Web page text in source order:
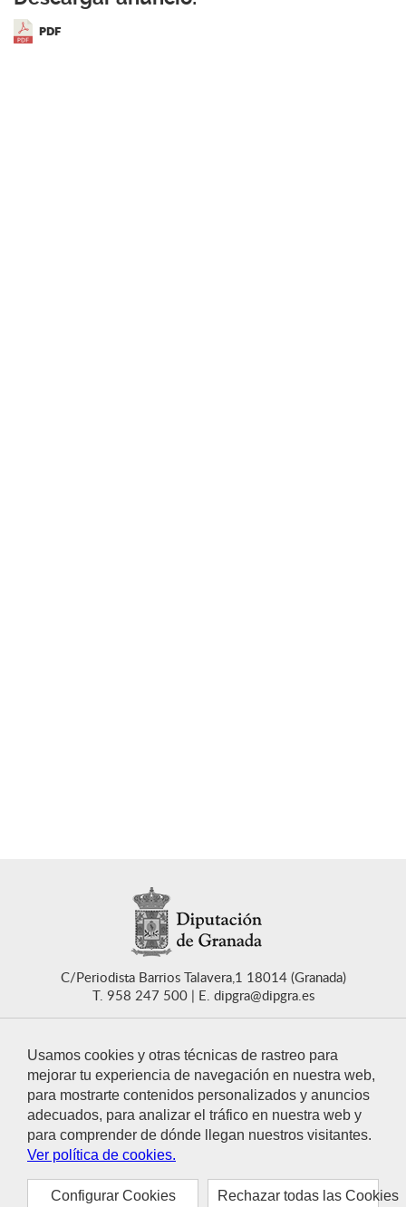
Usamos cookies y otras técnicas de rastreo para
mejorar tu experiencia de navegación en nuestra web,
para mostrarte contenidos personalizados y anuncios
adecuados, para analizar el tráfico en nuestra web y
para comprender de dónde llegan nuestros visitantes.
Ver política de cookies.
Configurar Cookies Rechazar todas las Cookies
PDF
C/Periodista Barrios Talavera,1 18014 (Granada)
T. 958 247 500
E. dipgra@dipgra.es
CONTACTO